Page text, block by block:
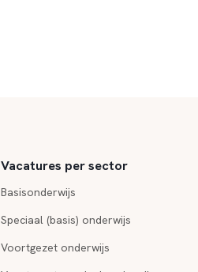
Vacatures per sector
Basisonderwijs
Speciaal (basis) onderwijs
Voortgezet onderwijs